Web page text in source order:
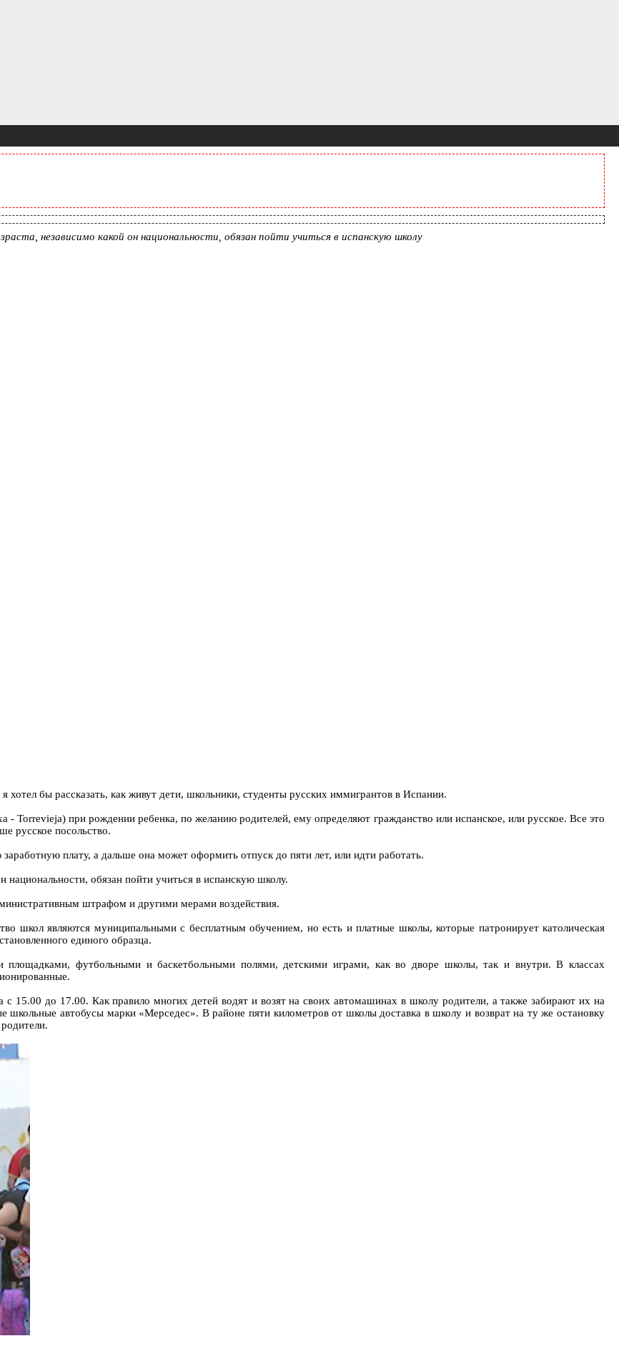
независимо какой он национальности, обязан пойти учиться в испанскую школу
я хотел бы рассказать, как живут дети, школьники, студенты русских иммигрантов в Испании.
- Torrevieja) при рождении ребенка, по желанию родителей, ему определяют гражданство или испанское, или русское. Все это
русское посольство.
плату, а дальше она может оформить отпуск до пяти лет, или идти работать.
национальности, обязан пойти учиться в испанскую школу.
штрафом и другими мерами воздействия.
школ являются муниципальными с бесплатным обучением, но есть и платные школы, которые патронирует католическая
единого образца.
футбольными и баскетбольными полями, детскими играми, как во дворе школы, так и внутри. В классах
15.00 до 17.00. Как правило многих детей водят и возят на своих автомашинах в школу родители, а также забирают их на
школьные автобусы марки «Мерседес». В районе пяти километров от школы доставка в школу и возврат на ту же остановку